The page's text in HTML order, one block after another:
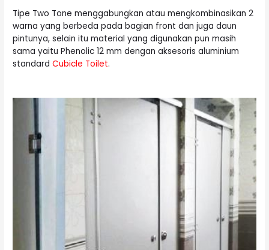
Tipe Two Tone menggabungkan atau mengkombinasikan 2
warna yang berbeda pada bagian front dan juga daun
pintunya, selain itu material yang digunakan pun masih
sama yaitu Phenolic 12 mm dengan aksesoris aluminium
standardCubicle Toilet.